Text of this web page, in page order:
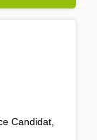
Candidat,